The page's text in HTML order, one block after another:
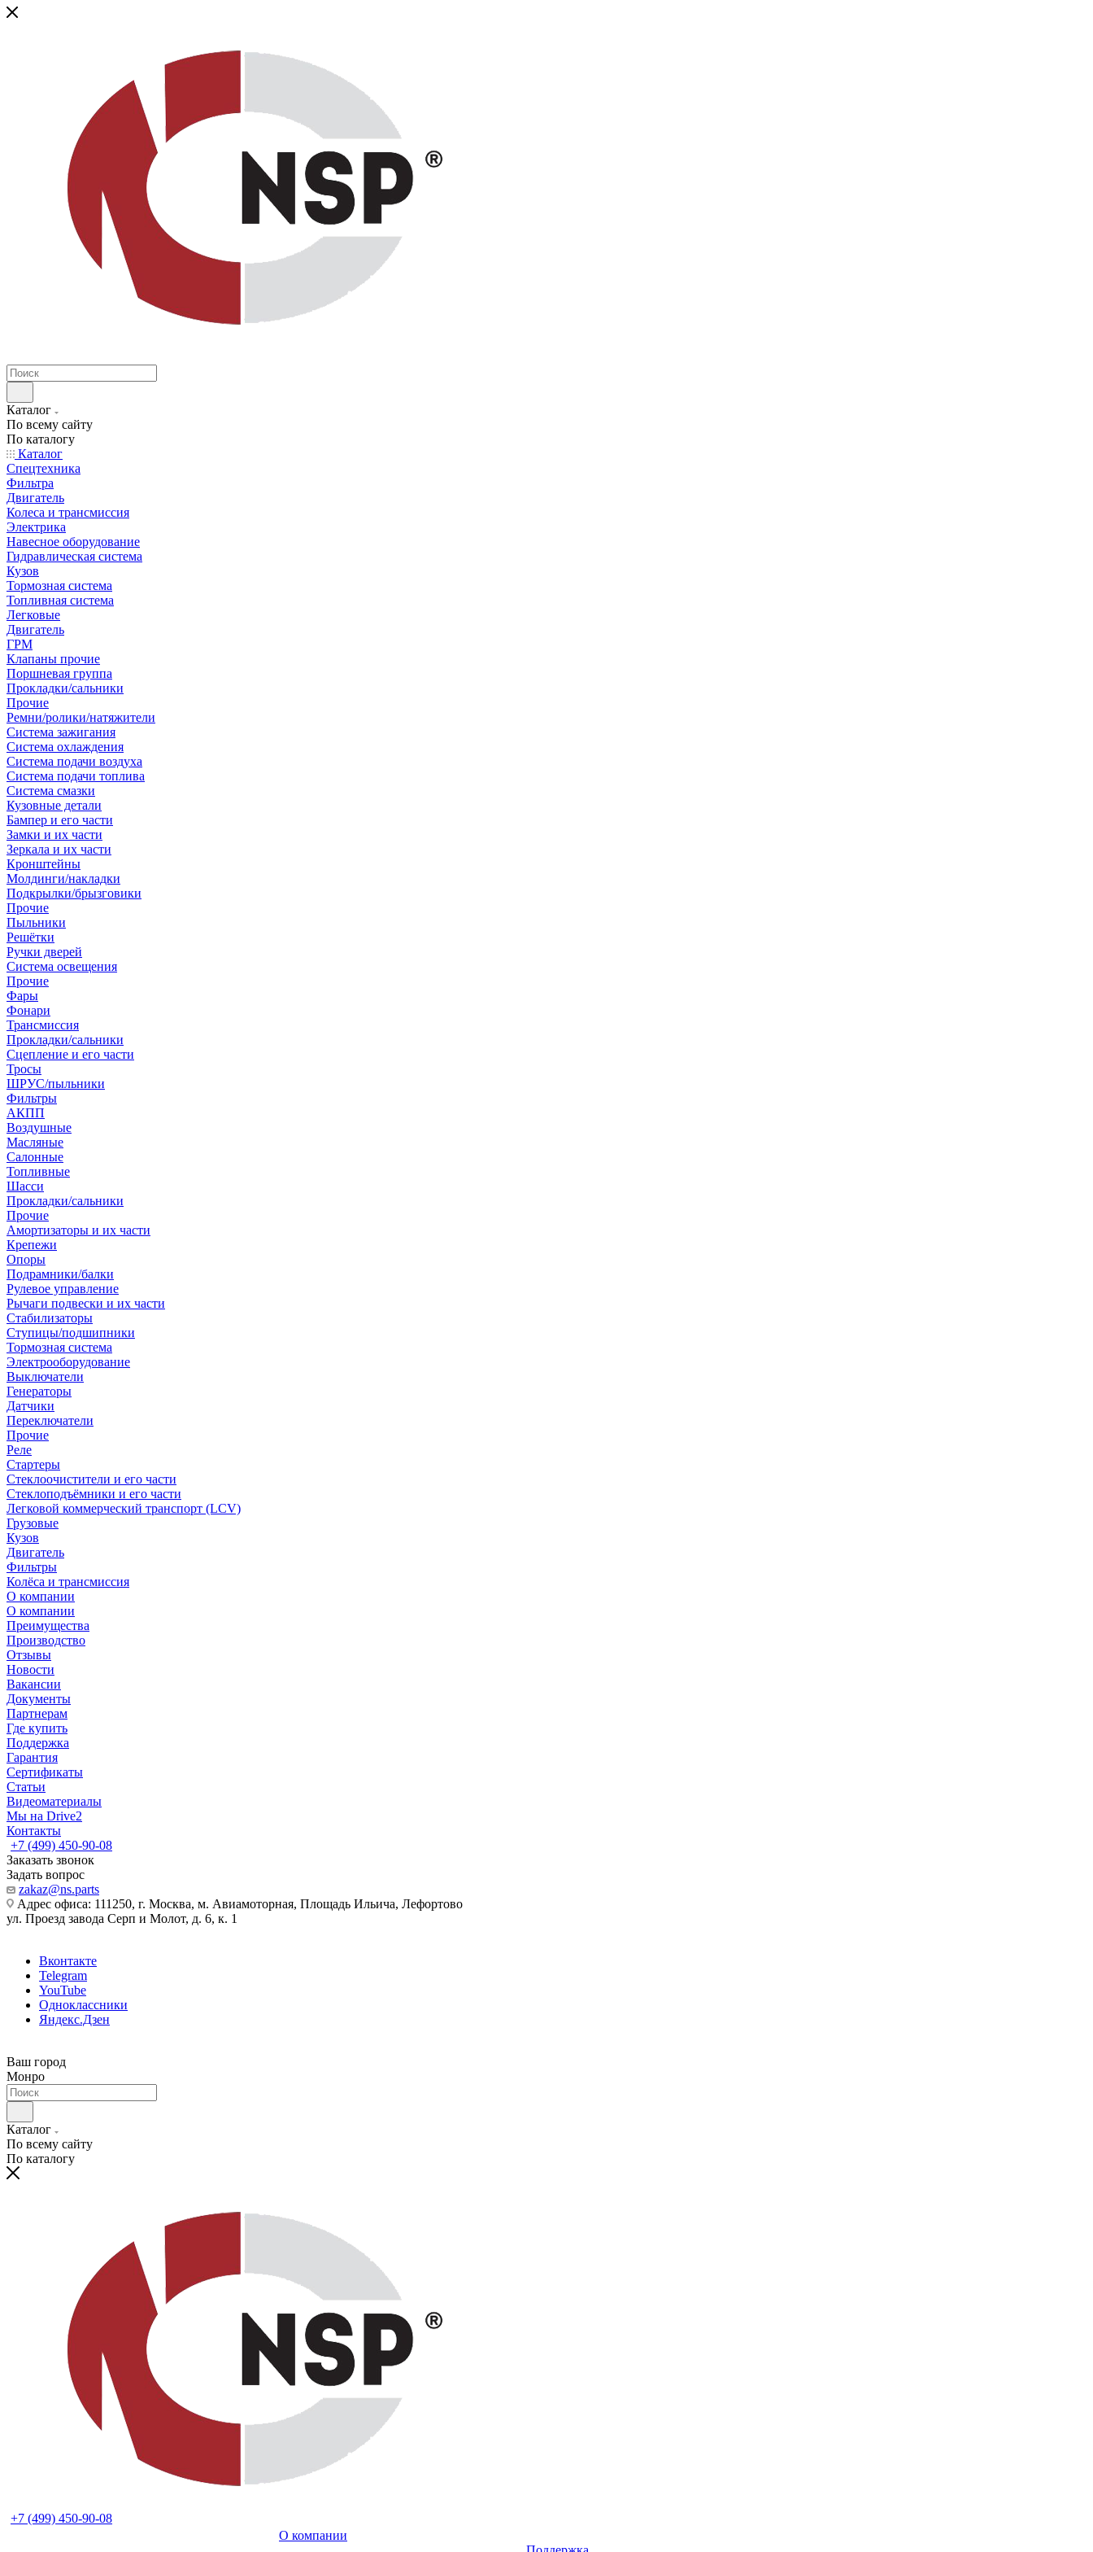
Каталог
По всему сайту
По каталогу
Каталог
Спецтехника
Фильтра
Двигатель
Колеса и трансмиссия
Электрика
Навесное оборудование
Гидравлическая система
Кузов
Тормозная система
Топливная система
Легковые
Двигатель
ГРМ
Клапаны прочие
Поршневая группа
Прокладки/сальники
Прочие
Ремни/ролики/натяжители
Система зажигания
Система охлаждения
Система подачи воздуха
Система подачи топлива
Система смазки
Кузовные детали
Бампер и его части
Замки и их части
Зеркала и их части
Кронштейны
Молдинги/накладки
Подкрылки/брызговики
Прочие
Пыльники
Решётки
Ручки дверей
Система освещения
Прочие
Фары
Фонари
Трансмиссия
Прокладки/сальники
Сцепление и его части
Тросы
ШРУС/пыльники
Фильтры
АКПП
Воздушные
Масляные
Салонные
Топливные
Шасси
Прокладки/сальники
Прочие
Амортизаторы и их части
Крепежи
Опоры
Подрамники/балки
Рулевое управление
Рычаги подвески и их части
Стабилизаторы
Ступицы/подшипники
Тормозная система
Электрооборудование
Выключатели
Генераторы
Датчики
Переключатели
Прочие
Реле
Стартеры
Стеклоочистители и его части
Стеклоподъёмники и его части
Легковой коммерческий транспорт (LCV)
Грузовые
Кузов
Двигатель
Фильтры
Колёса и трансмиссия
О компании
О компании
Преимущества
Производство
Отзывы
Новости
Вакансии
Документы
Партнерам
Где купить
Поддержка
Гарантия
Сертификаты
Статьи
Видеоматериалы
Мы на Drive2
Контакты
+7 (499) 450-90-08
Заказать звонок
Задать вопрос
zakaz@ns.parts
Адрес офиса: 111250, г. Москва, м. Авиамоторная, Площадь Ильича, Лефортово
ул. Проезд завода Серп и Молот, д. 6, к. 1
Вконтакте
Telegram
YouTube
Одноклассники
Яндекс.Дзен
Ваш город
Монро
Каталог
По всему сайту
По каталогу
+7 (499) 450-90-08
О компании